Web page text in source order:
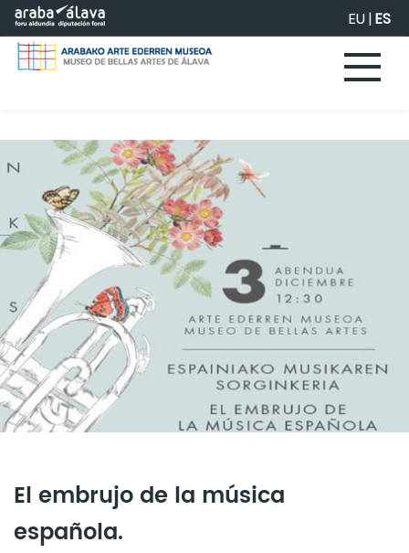
Saltar al contenido principal EU|ES
El embrujo de la música
española.